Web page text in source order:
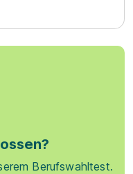
Berufswahltest.